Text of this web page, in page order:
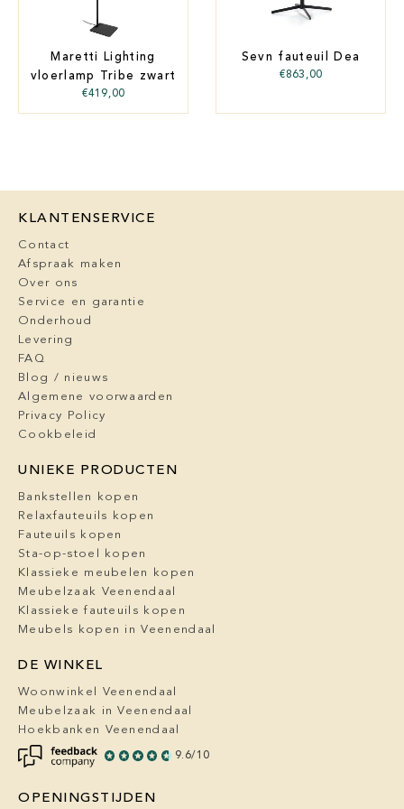
Maretti Lighting
vloerlamp Tribe zwart
€419,00
Sevn fauteuil Dea
€863,00
KLANTENSERVICE
Contact
Afspraak maken
Over ons
Service en garantie
Onderhoud
Levering
FAQ
Blog / nieuws
Algemene voorwaarden
Privacy Policy
Cookbeleid
UNIEKE PRODUCTEN
Bankstellen kopen
Relaxfauteuils kopen
Fauteuils kopen
Sta-op-stoel kopen
Klassieke meubelen kopen
Meubelzaak Veenendaal
Klassieke fauteuils kopen
Meubels kopen in Veenendaal
DE WINKEL
Woonwinkel Veenendaal
Meubelzaak in Veenendaal
Hoekbanken Veenendaal
9.6/10
OPENINGSTIJDEN